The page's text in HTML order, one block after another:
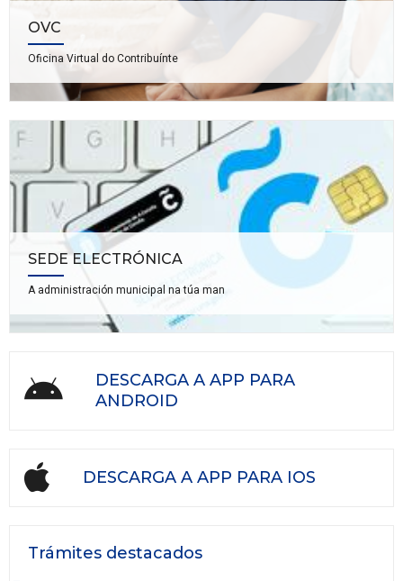
OVC
Oficina Virtual do Contribuínte
SEDE ELECTRÓNICA
A administración municipal na túa man
DESCARGA A APP PARA
ANDROID
DESCARGA A APP PARA IOS
Trámites destacados